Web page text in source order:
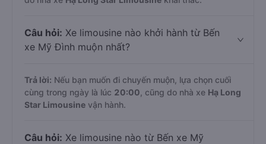
Câu hỏi: Xe limousine nào khởi hành từ Bến
xe Mỹ Đình muộn nhất?
Trả lời: Nếu bạn muốn đi chuyến muộn, lựa chọn cuối
cùng trong ngày là lúc 20:00 , cũng do nhà xe Hạ Long
Star Limousine vận hành.
Câu hỏi: Xe limousine nào từ Bến xe Mỹ